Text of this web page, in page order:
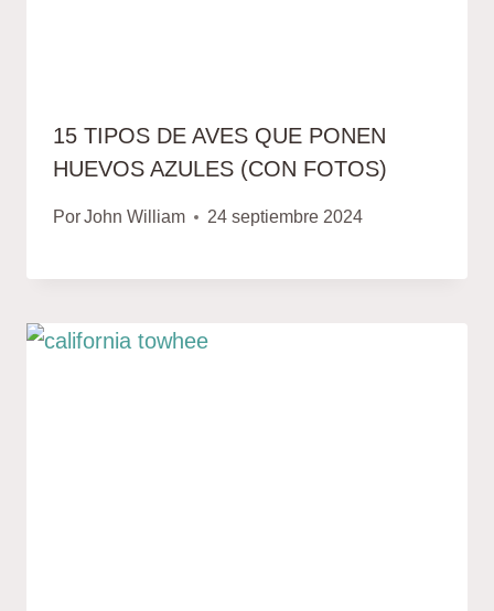
15 TIPOS DE AVES QUE PONEN
HUEVOS AZULES (CON FOTOS)
PorJohn William 24 septiembre 2024